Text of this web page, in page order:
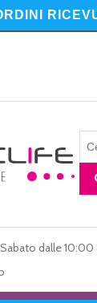
dalle 10:00